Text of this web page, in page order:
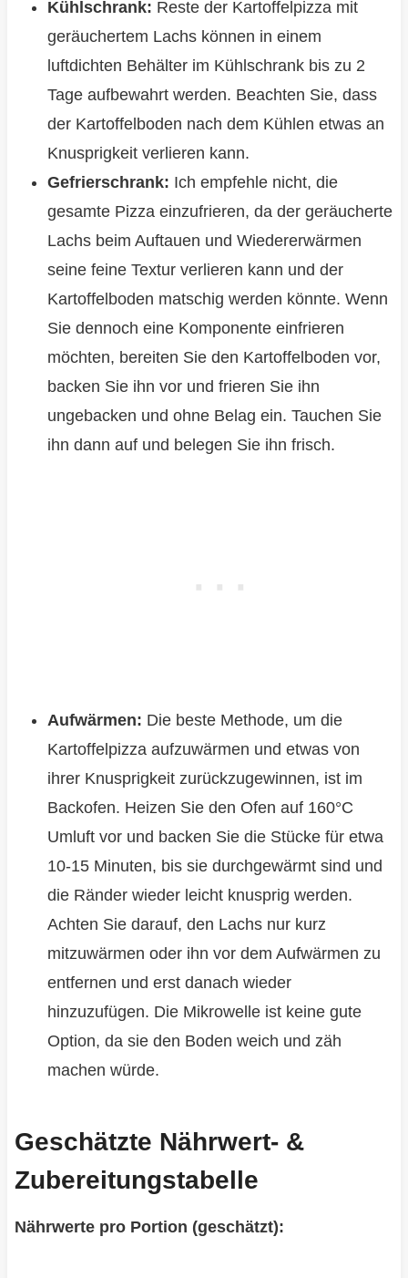
Kühlschrank: Reste der Kartoffelpizza mit
geräuchertem Lachs können in einem
luftdichten Behälter im Kühlschrank bis zu 2
Tage aufbewahrt werden. Beachten Sie, dass
der Kartoffelboden nach dem Kühlen etwas an
Knusprigkeit verlieren kann.
Gefrierschrank: Ich empfehle nicht, die
gesamte Pizza einzufrieren, da der geräucherte
Lachs beim Auftauen und Wiedererwärmen
seine feine Textur verlieren kann und der
Kartoffelboden matschig werden könnte. Wenn
Sie dennoch eine Komponente einfrieren
möchten, bereiten Sie den Kartoffelboden vor,
backen Sie ihn vor und frieren Sie ihn
ungebacken und ohne Belag ein. Tauchen Sie
ihn dann auf und belegen Sie ihn frisch.
Aufwärmen: Die beste Methode, um die
Kartoffelpizza aufzuwärmen und etwas von
ihrer Knusprigkeit zurückzugewinnen, ist im
Backofen. Heizen Sie den Ofen auf 160°C
Umluft vor und backen Sie die Stücke für etwa
10-15 Minuten, bis sie durchgewärmt sind und
die Ränder wieder leicht knusprig werden.
Achten Sie darauf, den Lachs nur kurz
mitzuwärmen oder ihn vor dem Aufwärmen zu
entfernen und erst danach wieder
hinzuzufügen. Die Mikrowelle ist keine gute
Option, da sie den Boden weich und zäh
machen würde.
Geschätzte Nährwert- &
Zubereitungstabelle
Nährwerte pro Portion (geschätzt):